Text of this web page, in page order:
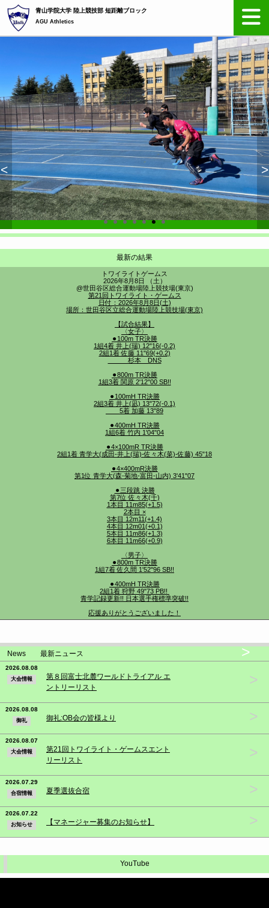
青山学院大学 陸上競技部 短距離ブロック
AGU Athletics
< >
最新の結果
トワイライトゲームス
2026年8月8日 （土）
@世田谷区総合運動場陸上競技場(東京)
第21回トワイライト・ゲームス
日付：2026年8月8日(土)
場所：世田谷区立総合運動場陸上競技場(東京)
【試合結果】
〈女子〉
⚫︎100m TR決勝
1組4着 井上(瑞) 12"16(-0.2)
2組1着 佐藤 11"69(+0.2)
杉本 DNS
⚫︎800m TR決勝
1組3着 関原 2'12"00 SB!!
⚫︎100mH TR決勝
2組3着 井上(凪) 13"72(-0.1)
5着 加藤 13"89
⚫︎400mH TR決勝
1組6着 竹内 1'04"04
⚫︎4×100mR TR決勝
2組1着 青学大(成田-井上(瑞)-佐々木(菜)-佐藤) 45"18
⚫︎4×400mR決勝
第1位 青学大(森-菊地-富田-山内) 3'41"07
⚫︎三段跳 決勝
第7位 佐々木(千)
1本目 11m85(+1.5)
2本目 ×
3本目 12m11(+1.4)
4本目 12m01(+0.1)
5本目 11m86(+1.3)
6本目 11m66(+0.9)
〈男子〉
⚫︎800m TR決勝
1組7着 佐久間 1'52"96 SB!!
⚫︎400mH TR決勝
2組1着 狩野 49"73 PB!!
青学記録更新!! 日本選手権標準突破!!
応援ありがとうございました！
News 最新ニュース >
2026.08.08
大会情報
第８回富士北麓ワールドトライアル エ
ントリーリスト
>
2026.08.08
御礼 御礼:OB会の皆様より >
2026.08.07
大会情報
第21回トワイライト・ゲームスエント
リーリスト
>
2026.07.29
合宿情報 夏季選抜合宿 >
2026.07.22
お知らせ 【マネージャー募集のお知らせ】 >
YouTube